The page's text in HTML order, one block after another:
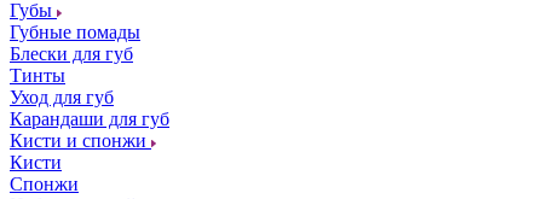
Губы
Губные помады
Блески для губ
Тинты
Уход для губ
Карандаши для губ
Кисти и спонжи
Кисти
Спонжи